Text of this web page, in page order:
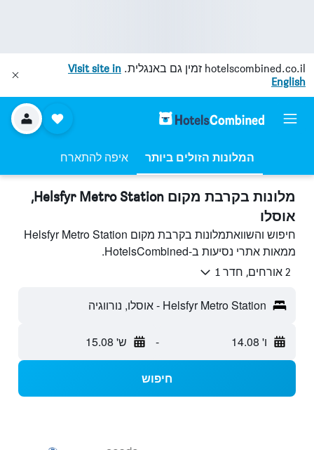
hotelscombined.co.il זמין גם באנגלית. Visit site in
English
המלונות הזולים ביותר איפה להתארח
מלונות בקרבת מקום Helsfyr Metro Station,
אוסלו
חיפוש והשוואתמלונות בקרבת מקום Helsfyr Metro Station
ממאות אתרי נסיעות ב-HotelsCombined.
2 אורחים, חדר 1
Helsfyr Metro Station - אוסלו, נורווגיה
ו' 14.08 - ש' 15.08
חיפוש